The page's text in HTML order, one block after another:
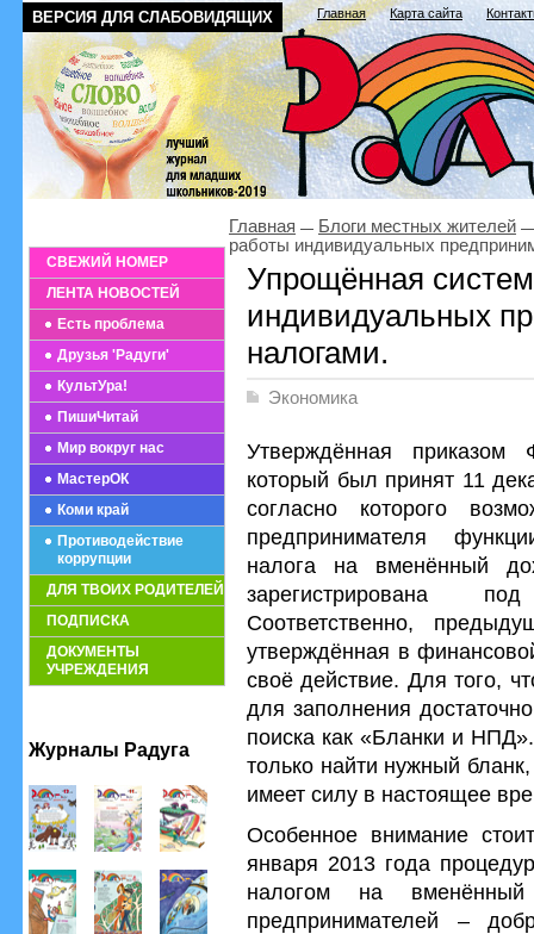
ВЕРСИЯ ДЛЯ СЛАБОВИДЯЩИХ Главная Карта сайта
СВЕЖИЙ НОМЕР
ЛЕНТА НОВОСТЕЙ
Есть проблема
Друзья 'Радуги'
КультУра!
ПишиЧитай
Мир вокруг нас
МастерОК
Коми край
Противодействие
коррупции
ДЛЯ ТВОИХ РОДИТЕЛЕЙ
ПОДПИСКА
ДОКУМЕНТЫ
УЧРЕЖДЕНИЯ
Журналы Радуга
Главная
Блоги местных жителей
работы индивидуальных
Упрощённая
индивидуальных
налогами.
Экономика
Утверждённая приказом
который был принят 11
согласно которого
предпринимателя
налога на вменённый
зарегистрирована
Соответственно,
утверждённая в
своё действие. Для того,
для заполнения
поиска как «Бланки и
только найти нужный
имеет силу в настоящее
Особенное внимание
января 2013 года
налогом на
предпринимателей –